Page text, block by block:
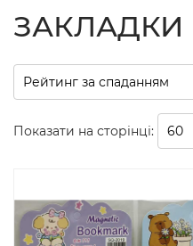
ЗАКЛАДКИ
Показати на сторінці: